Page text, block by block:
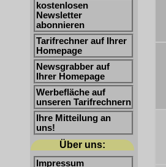
kostenlosen
Newsletter
abonnieren
Tarifrechner auf Ihrer
Homepage
Newsgrabber auf
Ihrer Homepage
Werbefläche auf
unseren Tarifrechnern
Ihre Mitteilung an
uns!
Über uns:
Impressum